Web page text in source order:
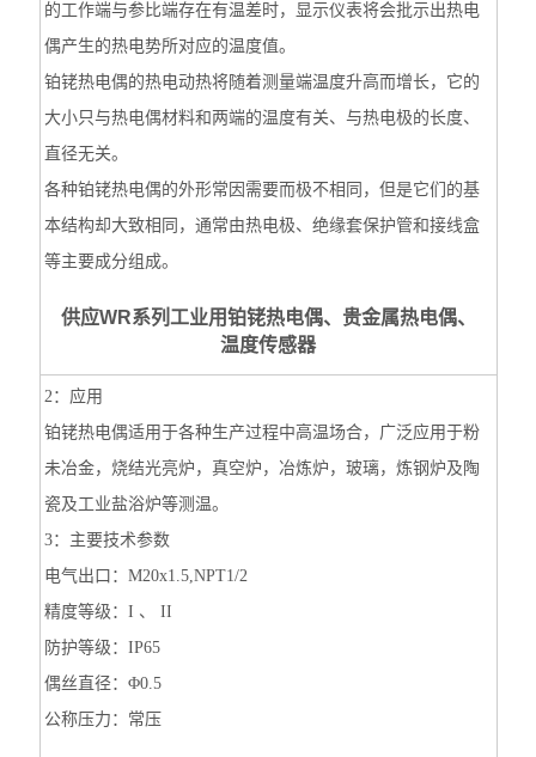
的工作端与参比端存在有温差时，显示仪表将会批示出热电
偶产生的热电势所对应的温度值。
铂铑热电偶的热电动热将随着测量端温度升高而增长，它的
大小只与热电偶材料和两端的温度有关、与热电极的长度、
直径无关。
各种铂铑热电偶的外形常因需要而极不相同，但是它们的基
本结构却大致相同，通常由热电极、绝缘套保护管和接线盒
等主要成分组成。
供应WR系列工业用铂铑热电偶、贵金属热电偶、
温度传感器
2：应用
铂铑热电偶适用于各种生产过程中高温场合，广泛应用于粉
未冶金，烧结光亮炉，真空炉，冶炼炉，玻璃，炼钢炉及陶
瓷及工业盐浴炉等测温。
3：主要技术参数
电气出口：M20x1.5,NPT1/2
精度等级：I 、 II
防护等级：IP65
偶丝直径：Φ0.5
公称压力：常压